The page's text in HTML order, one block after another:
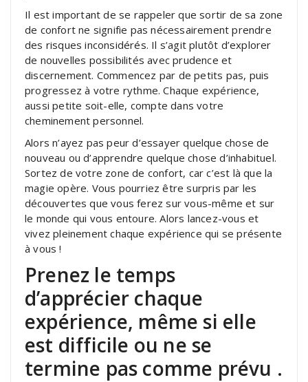
Il est important de se rappeler que sortir de sa zone
de confort ne signifie pas nécessairement prendre
des risques inconsidérés. Il s’agit plutôt d’explorer
de nouvelles possibilités avec prudence et
discernement. Commencez par de petits pas, puis
progressez à votre rythme. Chaque expérience,
aussi petite soit-elle, compte dans votre
cheminement personnel.
Alors n’ayez pas peur d’essayer quelque chose de
nouveau ou d’apprendre quelque chose d’inhabituel.
Sortez de votre zone de confort, car c’est là que la
magie opère. Vous pourriez être surpris par les
découvertes que vous ferez sur vous-même et sur
le monde qui vous entoure. Alors lancez-vous et
vivez pleinement chaque expérience qui se présente
à vous !
Prenez le temps
d’apprécier chaque
expérience, même si elle
est difficile ou ne se
termine pas comme prévu .